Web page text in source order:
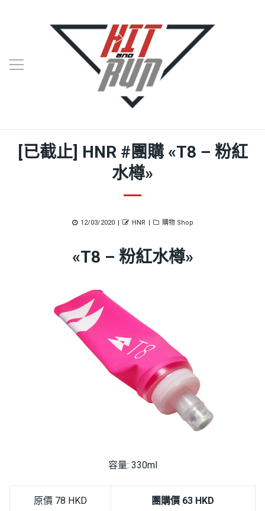
[已截止] HNR #團購 «T8 – 粉紅
水樽»
Posted
12/03/2020 Author
HNR Categories
購物 Shop
«T8 – 粉紅水樽»
容量: 330ml
原價 78 HKD 團購價 63 HKD